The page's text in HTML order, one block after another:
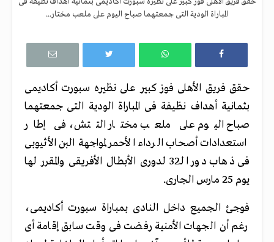
المباراة الودية التى جمعتهما صباح اليوم على ملعب مختار...
حقق فريق الأهلى فوز كبير على نظيره سبورت أكاديمى
بثمانية أهداف نظيفة فى المباراة الودية التى جمعتهما
صباح اليوم على ملعب مختار التتش، فى إطار
استعدادات أصحاب الرداء الأحمر لمواجهة البن الأثيوبى
فى ذهاب دور الـ32 لدورى الأبطال الأفريقى والمقرر لها
يوم 25 مارس الجارى.
فوجئ الجميع داخل النادى بمباراة سبورت أكاديمى،
رغم أن الجهات الأمنية رفضت فى وقت سابق إقامة أى